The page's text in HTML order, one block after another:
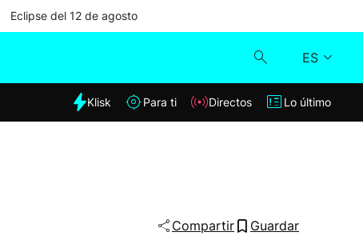
Eclipse del 12 de agosto
ES
Klisk
Klisk Para ti Directos Lo último
Compartir Guardar